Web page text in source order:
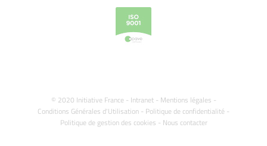
© 2020 Initiative France - Intranet- Mentions légales -
Conditions Générales d'Utilisation - Politique de confidentialité -
Politique de gestion des cookies - Nous contacter